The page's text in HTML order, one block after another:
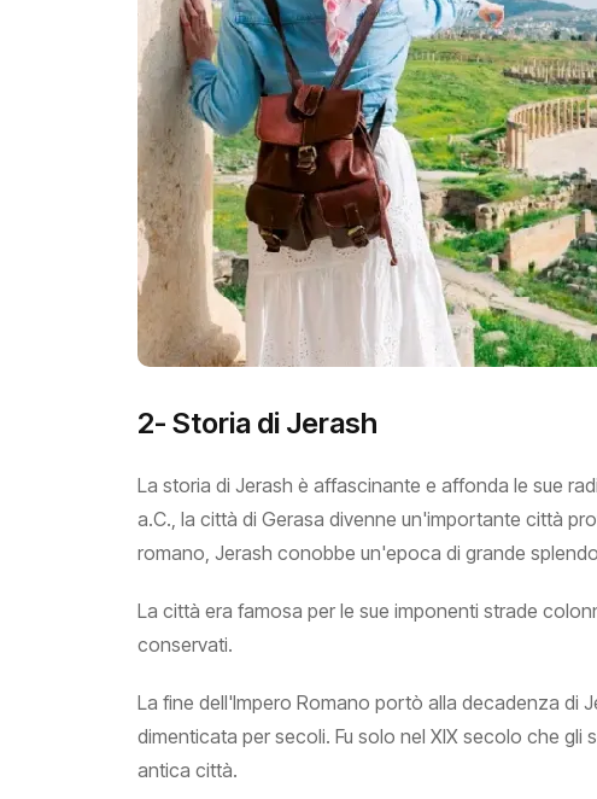
2- Storia di Jerash
La storia di Jerash è affascinante e affonda le sue
a.C., la città di Gerasa divenne un'importante città
romano, Jerash conobbe un'epoca di grande
La città era famosa per le sue imponenti strade
conservati.
La fine dell'Impero Romano portò alla decadenza di
dimenticata per secoli. Fu solo nel XIX secolo che
antica città.